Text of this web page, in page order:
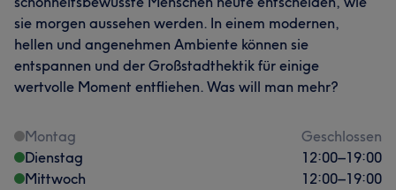
sie morgen aussehen werden. In einem modernen,
hellen und angenehmen Ambiente können sie
entspannen und der Großstadthektik für einige
wertvolle Moment entfliehen. Was will man mehr?
Montag
Geschlossen
Dienstag
12:00–19:00
Mittwoch
12:00–19:00